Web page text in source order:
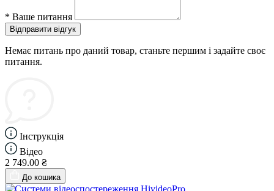
* Ваше питання
Відправити відгук
Немає питань про даний товар, станьте першим і задайте своє
питання.
Інструкція
Відео
2 749.00 ₴
До кошика